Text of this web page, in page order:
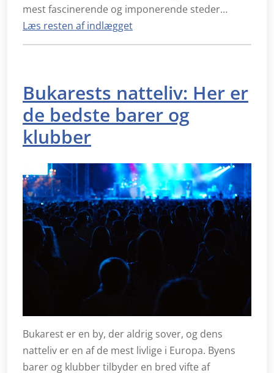
mest fascinerende og imponerende steder…
Læs resten af indlægget
Bukarests natteliv: Her er
de bedste barer og
klubber
Bukarest er en by, der aldrig sover, og dens
natteliv er en af de mest livlige i Europa. Byens
barer og klubber tilbyder en bred vifte af